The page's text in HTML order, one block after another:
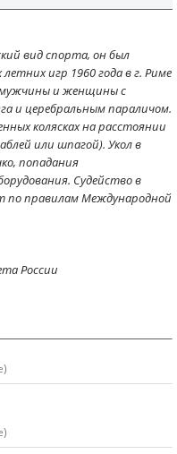
вид спорта, он был
игр 1960 года в г. Риме
мужчины и женщины с
и церебральным параличом.
колясках на расстоянии
или шпагой). Укол в
попадания
Судейство в
по правилам Международной
России